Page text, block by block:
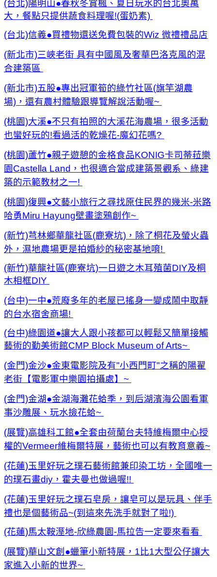
(台北)陽明山●春秋冬賞楓、夏日玩水的台北奧萬
大，餐點只提供蔬食料理喔!(蛋奶素)
(台北)信義●買禮物還送免費包裝的Wiz 微禮禮品店
(新北市)三峽老街 具有中國風及奢華巴洛克風的混
合建築區
(新北市)五股●專出冠軍筍的綠竹社區(旗竿湖農
場)，還有農村體驗跟導覽解說活動喔~
(桃園)大溪●不只有拍照的大溪花海農場，很多活動
也蠻好玩的!看過活的乾燥花-魔幻花嗎?
(桃園)蘆竹●親子遊憩的金格食品KONIG卡司蒂菈樂
園Castella Land，也很適合當成建築景觀系、綠建
築的示範教材之一!
(桃園)復興●文藝小旅行之尋找原住民界的幾米-米路
哈勇Miru Hayung壁畫塗鴉創作~
(新竹)芎林鄉華龍社區(鹿寮坑)，除了桐花及螢火蟲
外，濕地農場更是拍婚紗的秘密基地唷!
(新竹)華龍社區(鹿寮坑)一日遊之木耳殖菌DIY及桐
木相框DIY
(台中)一中●荒廢多年的老屋已搖身一變成鬧中取靜
的台水宿舍商場!
(台中)綠園道●讓大人跟小孩都可以輕鬆又簡單接觸
藝術的勤美術館CMP Block Museum of Arts~
(金門)金沙●金東電影院及有"小西門町"之稱的陽翟
老街【電影軍中樂園拍攝處】~
(金門)金湖●金湖海灘花蛤季，到后湖濱海公園看軍
事沙雕展、玩水撿花蛤~
(展覽)高雄科工館●全套由荷蘭台夫特維梅爾中心授
權的Vermeer維梅爾特展，藝術也可以有教育意義~
(花蓮)玉里好玩之璞石藝術館兼印染工坊，全國唯一
的璞石畫diy，霍夫曼也做過喔!!
(花蓮)玉里好玩之璞石皂房，讓皂可以是玩具、伴手
禮也是個藝術品~(到這來先洗手就對了啦!)
(花蓮)馬太鞍溼地-欣綠農園-馬拉告一定要來看看
(展覽)華山文創●蠟筆小新特展，1比1大型公仔讓大
家進入小新的世界~